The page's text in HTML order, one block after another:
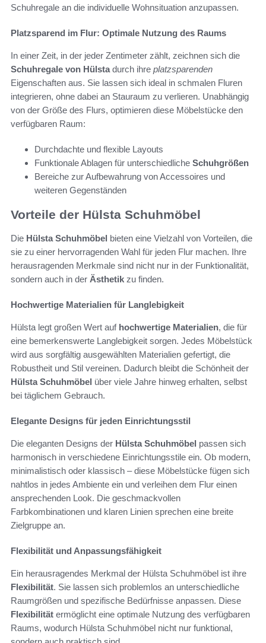
Schuhregale an die individuelle Wohnsituation anzupassen.
Platzsparend im Flur: Optimale Nutzung des Raums
In einer Zeit, in der jeder Zentimeter zählt, zeichnen sich die
Schuhregale von Hülstadurch ihre platzsparenden
Eigenschaften aus. Sie lassen sich ideal in schmalen Fluren
integrieren, ohne dabei an Stauraum zu verlieren. Unabhängig
von der Größe des Flurs, optimieren diese Möbelstücke den
verfügbaren Raum:
Durchdachte und flexible Layouts
Funktionale Ablagen für unterschiedliche Schuhgrößen
Bereiche zur Aufbewahrung von Accessoires und
weiteren Gegenständen
Vorteile der Hülsta Schuhmöbel
Die Hülsta Schuhmöbel bieten eine Vielzahl von Vorteilen, die
sie zu einer hervorragenden Wahl für jeden Flur machen. Ihre
herausragenden Merkmale sind nicht nur in der Funktionalität,
sondern auch in der Ästhetik zu finden.
Hochwertige Materialien für Langlebigkeit
Hülsta legt großen Wert auf hochwertige Materialien, die für
eine bemerkenswerte Langlebigkeit sorgen. Jedes Möbelstück
wird aus sorgfältig ausgewählten Materialien gefertigt, die
Robustheit und Stil vereinen. Dadurch bleibt die Schönheit der
Hülsta Schuhmöbel über viele Jahre hinweg erhalten, selbst
bei täglichem Gebrauch.
Elegante Designs für jeden Einrichtungsstil
Die eleganten Designs der Hülsta Schuhmöbel passen sich
harmonisch in verschiedene Einrichtungsstile ein. Ob modern,
minimalistisch oder klassisch – diese Möbelstücke fügen sich
nahtlos in jedes Ambiente ein und verleihen dem Flur einen
ansprechenden Look. Die geschmackvollen
Farbkombinationen und klaren Linien sprechen eine breite
Zielgruppe an.
Flexibilität und Anpassungsfähigkeit
Ein herausragendes Merkmal der Hülsta Schuhmöbel ist ihre
Flexibilität. Sie lassen sich problemlos an unterschiedliche
Raumgrößen und spezifische Bedürfnisse anpassen. Diese
Flexibilität ermöglicht eine optimale Nutzung des verfügbaren
Raums, wodurch Hülsta Schuhmöbel nicht nur funktional,